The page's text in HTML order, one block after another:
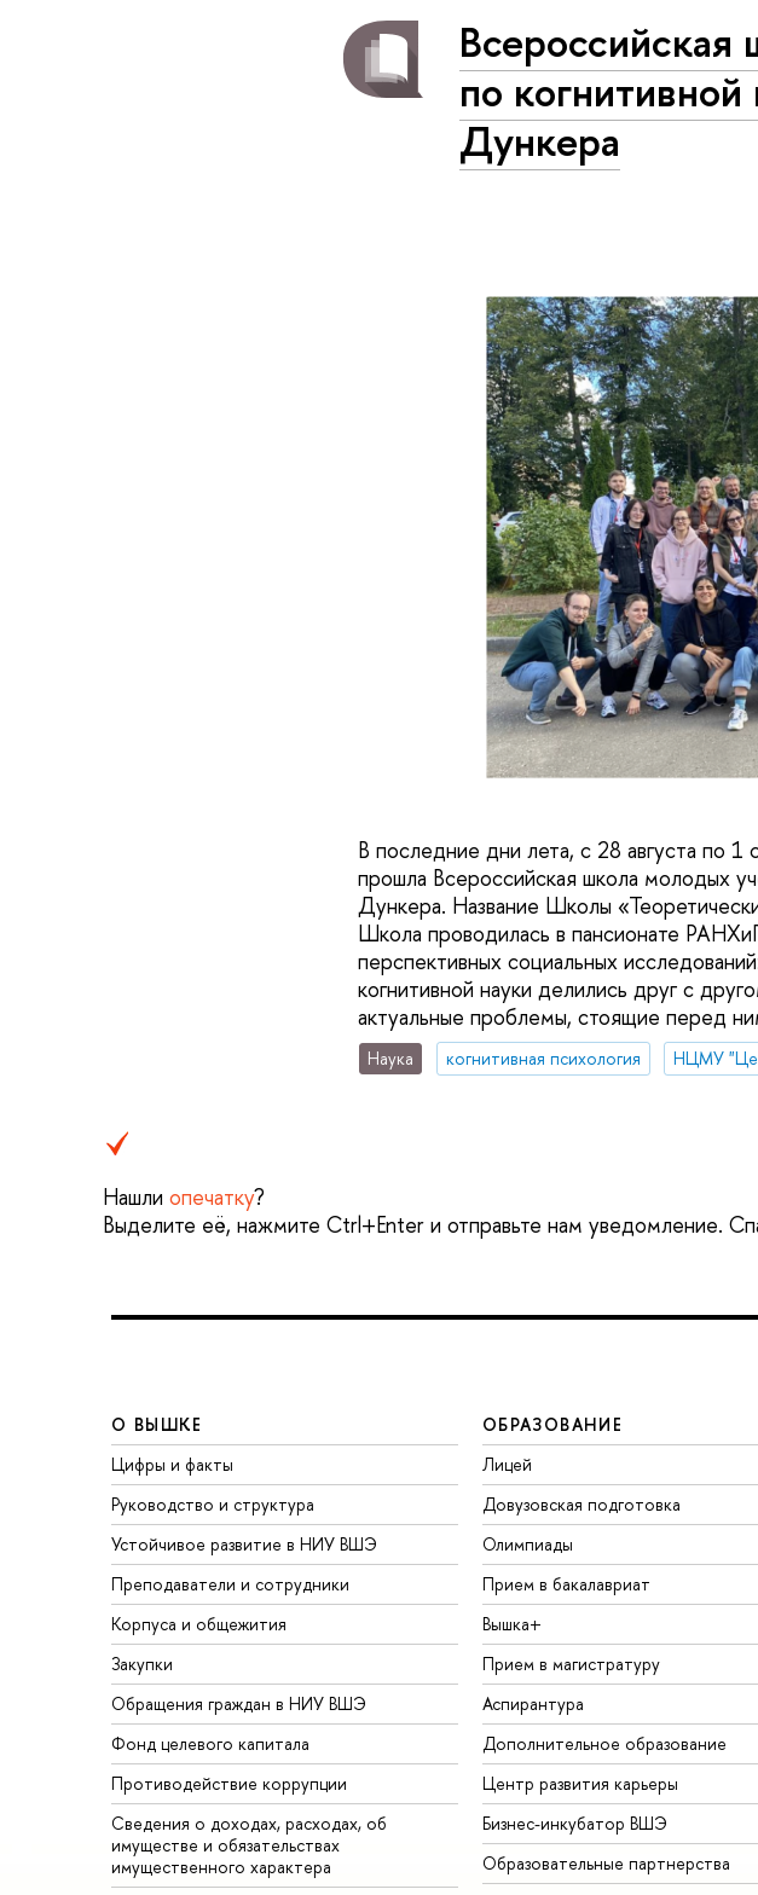
по
Дункера
В последние дни лета, с 28 августа по
прошла Всероссийская школа молодых
Дункера. Название Школы
Школа проводилась в пансионате
перспективных социальных
когнитивной науки делились друг с
актуальные проблемы, стоящие перед
Наука когнитивная психология
Нашли опечатку?
Выделите её, нажмите Ctrl+Enter и отправьте нам уведомление.
О ВЫШКЕ
Цифры и факты
Руководство и структура
Устойчивое развитие в НИУ ВШЭ
Преподаватели и сотрудники
Корпуса и общежития
Закупки
Обращения граждан в НИУ ВШЭ
Фонд целевого капитала
Противодействие коррупции
Сведения о доходах, расходах, об
имуществе и обязательствах
имущественного характера
ОБРАЗОВАНИЕ
Лицей
Довузовская подготовка
Олимпиады
Прием в бакалавриат
Вышка+
Прием в магистратуру
Аспирантура
Дополнительное образование
Центр развития карьеры
Бизнес-инкубатор ВШЭ
Образовательные партнерства